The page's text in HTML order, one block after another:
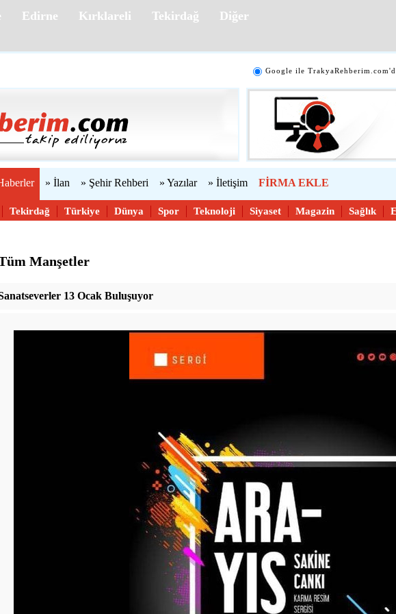
Edirne Kırklareli Tekirdağ Diğer
Google ile
» İlan » Şehir Rehberi » Yazılar » İletişim FİRMA EKLE
Tekirdağ Türkiye Dünya Spor Teknoloji Siyaset Magazin Sağlık
Manşetler
13 Ocak Buluşuyor